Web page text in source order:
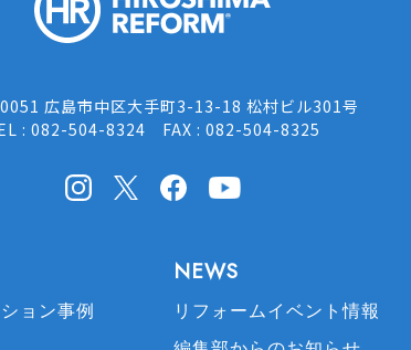
広島市中区大手町3-13-18 松村ビル301号
: 082-504-8324 FAX : 082-504-8325
InstagramX(Twitter)facebook
ョン事例
NEWS
リフォームイベント情報